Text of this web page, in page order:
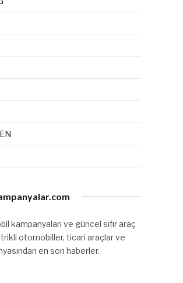
kampanyaları ve güncel sıfır araç
otomobiller, ticari araçlar ve
en son haberler.